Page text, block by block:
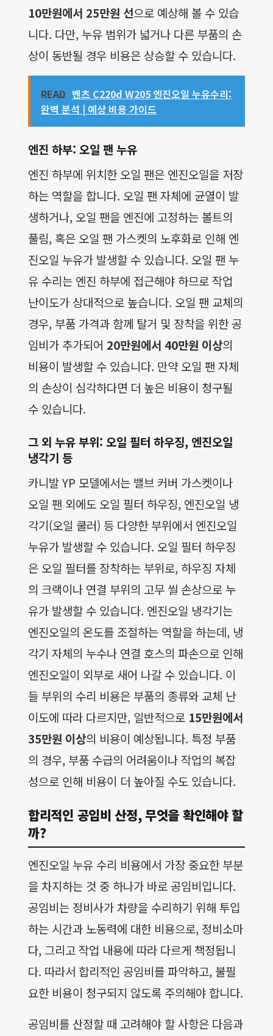
10만원에서 25만원 선으로 예상해 볼 수 있습
니다. 다만, 누유 범위가 넓거나 다른 부품의 손
상이 동반될 경우 비용은 상승할 수 있습니다.
READ 벤츠 C220d W205 엔진오일 누유수리:
완벽 분석 | 예상 비용 가이드
엔진 하부: 오일 팬 누유
엔진 하부에 위치한 오일 팬은 엔진오일을 저장
하는 역할을 합니다. 오일 팬 자체에 균열이 발
생하거나, 오일 팬을 엔진에 고정하는 볼트의
풀림, 혹은 오일 팬 가스켓의 노후화로 인해 엔
진오일 누유가 발생할 수 있습니다. 오일 팬 누
유 수리는 엔진 하부에 접근해야 하므로 작업
난이도가 상대적으로 높습니다. 오일 팬 교체의
경우, 부품 가격과 함께 탈거 및 장착을 위한 공
임비가 추가되어 20만원에서 40만원 이상의
비용이 발생할 수 있습니다. 만약 오일 팬 자체
의 손상이 심각하다면 더 높은 비용이 청구될
수 있습니다.
그 외 누유 부위: 오일 필터 하우징, 엔진오일
냉각기 등
카니발 YP 모델에서는 밸브 커버 가스켓이나
오일 팬 외에도 오일 필터 하우징, 엔진오일 냉
각기(오일 쿨러) 등 다양한 부위에서 엔진오일
누유가 발생할 수 있습니다. 오일 필터 하우징
은 오일 필터를 장착하는 부위로, 하우징 자체
의 크랙이나 연결 부위의 고무 씰 손상으로 누
유가 발생할 수 있습니다. 엔진오일 냉각기는
엔진오일의 온도를 조절하는 역할을 하는데, 냉
각기 자체의 누수나 연결 호스의 파손으로 인해
엔진오일이 외부로 새어 나갈 수 있습니다. 이
들 부위의 수리 비용은 부품의 종류와 교체 난
이도에 따라 다르지만, 일반적으로 15만원에서
35만원 이상의 비용이 예상됩니다. 특정 부품
의 경우, 부품 수급의 어려움이나 작업의 복잡
성으로 인해 비용이 더 높아질 수도 있습니다.
합리적인 공임비 산정, 무엇을 확인해야 할
까?
엔진오일 누유 수리 비용에서 가장 중요한 부분
을 차지하는 것 중 하나가 바로 공임비입니다.
공임비는 정비사가 차량을 수리하기 위해 투입
하는 시간과 노동력에 대한 비용으로, 정비소마
다, 그리고 작업 내용에 따라 다르게 책정됩니
다. 따라서 합리적인 공임비를 파악하고, 불필
요한 비용이 청구되지 않도록 주의해야 합니다.
공임비를 산정할 때 고려해야 할 사항은 다음과